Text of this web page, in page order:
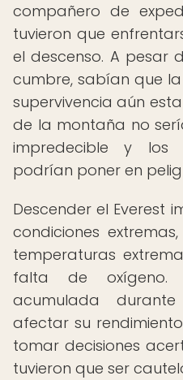
compañero de
tuvieron que
el descenso. A pesar
cumbre, sabían que
supervivencia aún
de la montaña no
impredecible y los
podrían poner en
Descender el Everest
condiciones
temperaturas
falta de oxígeno.
acumulada
afectar su
tomar decisiones
tuvieron que ser